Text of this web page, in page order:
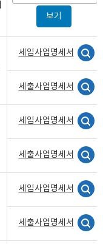
세입사업명세서
세출사업명세서
세입사업명세서
세출사업명세서
세입사업명세서
세출사업명세서